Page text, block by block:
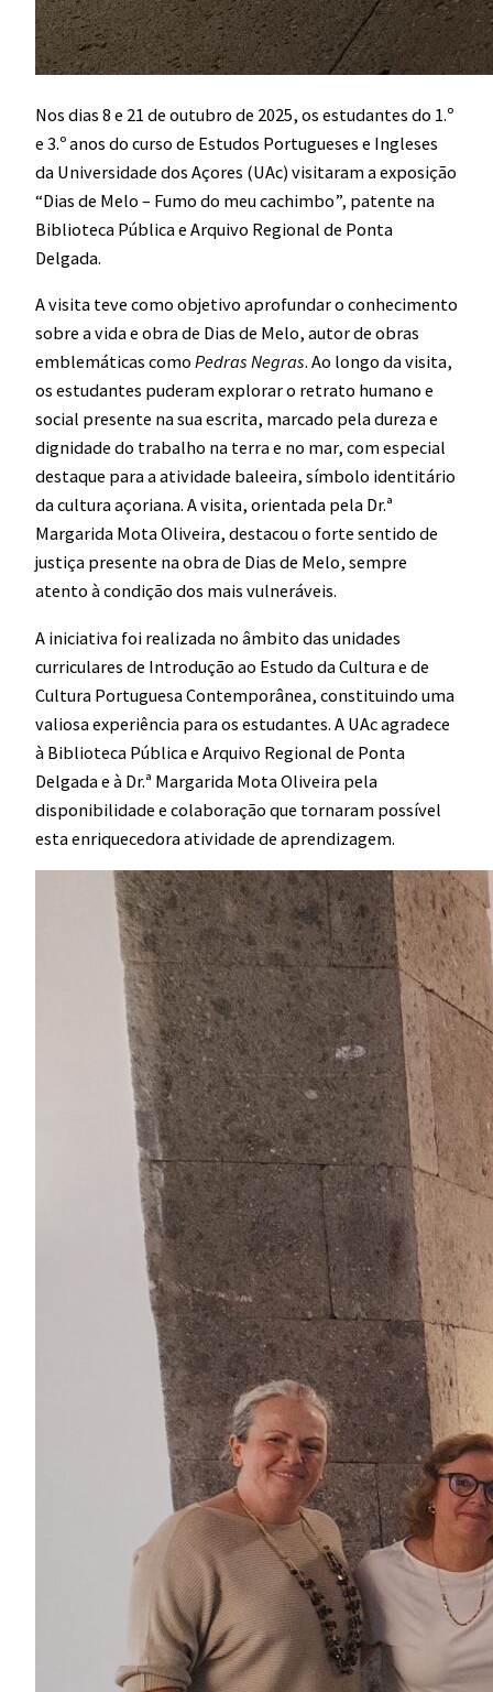
Nos dias 8 e 21 de outubro de 2025, os estudantes do 1.º
e 3.º anos do curso de Estudos Portugueses e Ingleses
da Universidade dos Açores (UAc) visitaram a exposição
“Dias de Melo – Fumo do meu cachimbo”, patente na
Biblioteca Pública e Arquivo Regional de Ponta
Delgada.
A visita teve como objetivo aprofundar o conhecimento
sobre a vida e obra de Dias de Melo, autor de obras
emblemáticas como Pedras Negras. Ao longo da visita,
os estudantes puderam explorar o retrato humano e
social presente na sua escrita, marcado pela dureza e
dignidade do trabalho na terra e no mar, com especial
destaque para a atividade baleeira, símbolo identitário
da cultura açoriana. A visita, orientada pela Dr.ª
Margarida Mota Oliveira, destacou o forte sentido de
justiça presente na obra de Dias de Melo, sempre
atento à condição dos mais vulneráveis.
A iniciativa foi realizada no âmbito das unidades
curriculares de Introdução ao Estudo da Cultura e de
Cultura Portuguesa Contemporânea, constituindo uma
valiosa experiência para os estudantes. A UAc agradece
à Biblioteca Pública e Arquivo Regional de Ponta
Delgada e à Dr.ª Margarida Mota Oliveira pela
disponibilidade e colaboração que tornaram possível
esta enriquecedora atividade de aprendizagem.